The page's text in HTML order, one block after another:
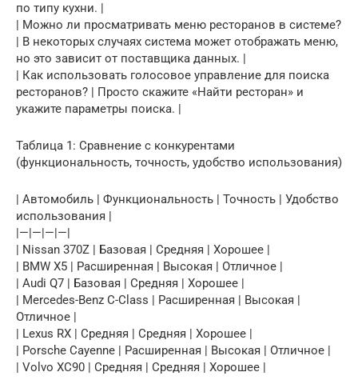
по типу кухни. |
| Можно ли просматривать меню ресторанов в системе?
| В некоторых случаях система может отображать меню,
но это зависит от поставщика данных. |
| Как использовать голосовое управление для поиска
ресторанов? | Просто скажите «Найти ресторан» и
укажите параметры поиска. |
Таблица 1: Сравнение с конкурентами
(функциональность, точность, удобство использования)
| Автомобиль | Функциональность | Точность | Удобство
использования |
|—|—|—|—|
| Nissan 370Z | Базовая | Средняя | Хорошее |
| BMW X5 | Расширенная | Высокая | Отличное |
| Audi Q7 | Базовая | Средняя | Хорошее |
| Mercedes-Benz C-Class | Расширенная | Высокая |
Отличное |
| Lexus RX | Средняя | Средняя | Хорошее |
| Porsche Cayenne | Расширенная | Высокая | Отличное |
| Volvo XC90 | Средняя | Средняя | Хорошее |